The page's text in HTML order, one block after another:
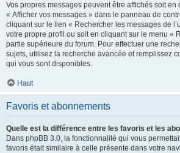
Vos propres messages peuvent être affichés soit en
« Afficher vos messages » dans le panneau de
cliquant sur le lien « Rechercher les messages de
votre propre profil ou soit en cliquant sur le menu «
partie supérieure du forum. Pour effectuer une
sujets, utilisez la recherche avancée et remplissez
qui vous sont disponibles.
Haut
Favoris et abonnements
Quelle est la différence entre les favoris et les
Dans phpBB 3.0, la fonctionnalité qui vous
favoris était similaire à celle présente dans votre